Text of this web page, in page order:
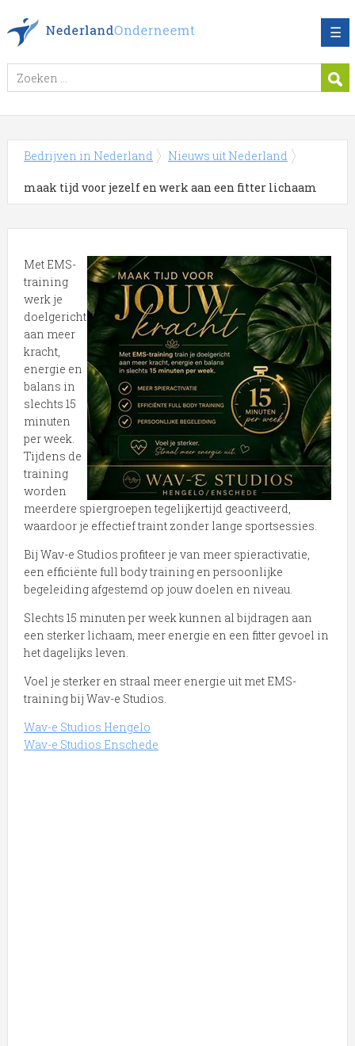
☰
Bedrijven in Nederland Nieuws uit Nederland
maak tijd voor jezelf en werk aan een fitter lichaam
Met EMS-
training
werk je
doelgericht
aan meer
kracht,
energie en
balans in
slechts 15
minuten
per week.
Tijdens de
training
worden
meerdere spiergroepen tegelijkertijd geactiveerd,
waardoor je effectief traint zonder lange sportsessies.
Bij Wav-e Studios profiteer je van meer spieractivatie,
een efficiënte full body training en persoonlijke
begeleiding afgestemd op jouw doelen en niveau.
Slechts 15 minuten per week kunnen al bijdragen aan
een sterker lichaam, meer energie en een fitter gevoel in
het dagelijks leven.
Voel je sterker en straal meer energie uit met EMS-
training bij Wav-e Studios.
Wav-e Studios Hengelo
Wav-e Studios Enschede